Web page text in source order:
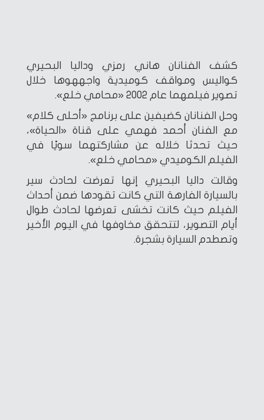
كشف الفنانان هاني رمزي وداليا البحيري
كواليس ومواقف كوميدية واجههوها خلال
تصوير فيلمهما عام 2002 «محامي خلع».
وحل الفنانان كضيفين على برنامج «أحلى كلام»
مع الفنان أحمد فهمي على قناة «الحياة»،
حيث تحدثا خلاله عن مشاركتهما سويًا في
الفيلم الكوميدي «محامي خلع».
وقالت داليا البحيري إنها تعرضت لحادث سير
بالسيارة الفارهة التي كانت تقودها ضمن أحداث
الفيلم حيث كانت تخشى تعرضها لحادث طوال
أيام التصوير، لتتحقق مخاوفها في اليوم الأخير
وتصطدم السيارة بشجرة.